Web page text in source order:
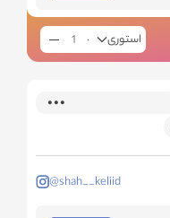
استوری
@shah__keliid